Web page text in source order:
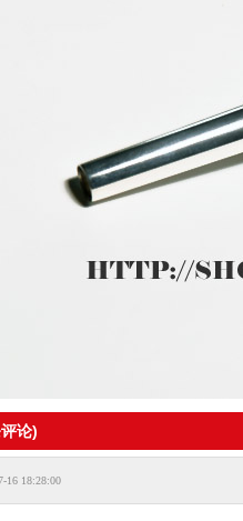
论)
16 18:28:00